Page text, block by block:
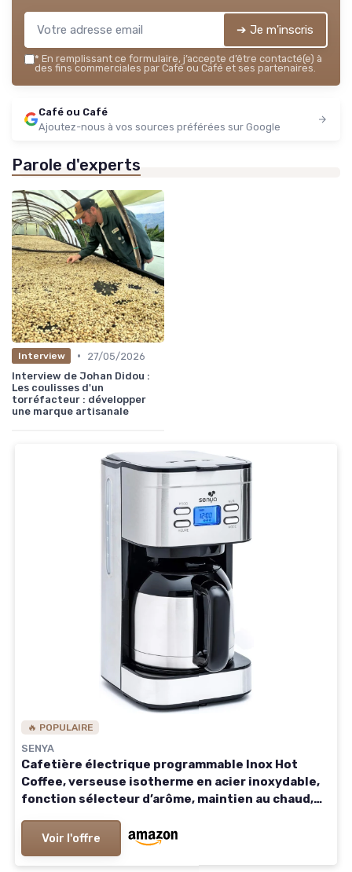
➔ Je m'inscris
* En remplissant ce formulaire, j’accepte d’être contacté(e) à
des fins commerciales par Café ou Café et ses partenaires.
Café ou Café
Ajoutez-nous à vos sources préférées sur Google
Parole d'experts
Interview •
27/05/2026
Interview de Johan Didou :
Les coulisses d'un
torréfacteur : développer
une marque artisanale
🔥 POPULAIRE
SENYA
Cafetière électrique programmable Inox Hot
Coffee, verseuse isotherme en acier inoxydable,
fonction sélecteur d’arôme, maintien au chaud,
Voir l'offre